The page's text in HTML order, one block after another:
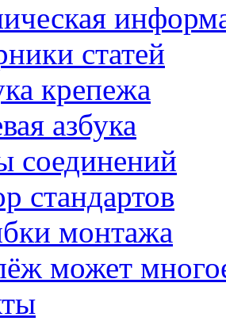
статей
крепежа
азбука
соединений
стандартов
монтажа
может